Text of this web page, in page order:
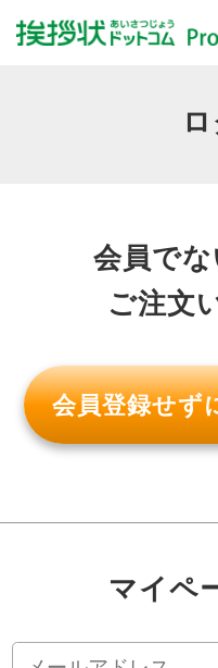
会員で
ご注文
マイペ